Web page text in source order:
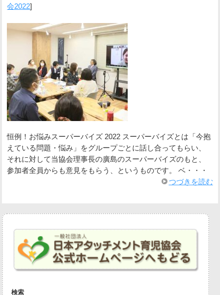
会2022]
恒例！お悩みスーパーバイズ 2022 スーパーバイズとは「今抱
えている問題・悩み」をグループごとに話し合ってもらい、
それに対して当協会理事長の廣島のスーパーバイズのもと、
参加者全員からも意見をもらう、というものです。 ベ・・・
つづきを読む
検索